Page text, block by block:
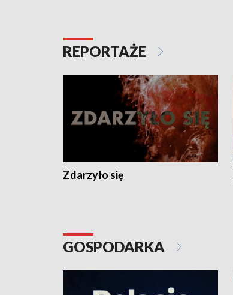
REPORTAŻE
Zdarzyło się
GOSPODARKA